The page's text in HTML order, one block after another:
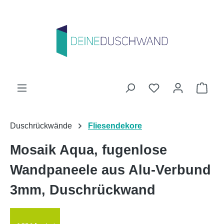
Du hast 0
Duschrückwände Fliesendekore
Mosaik Aqua, fugenlose
Wandpaneele aus Alu-Verbund
3mm, Duschrückwand